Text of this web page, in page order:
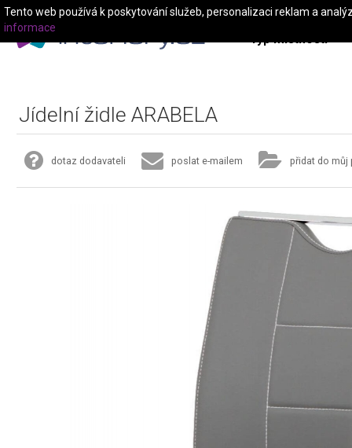
Typ místnosti
Jídelní židle ARABELA
dotaz dodavateli poslat e-mailem přidat do můj
Tento web používá k poskytování služeb, personalizaci reklam a
informace